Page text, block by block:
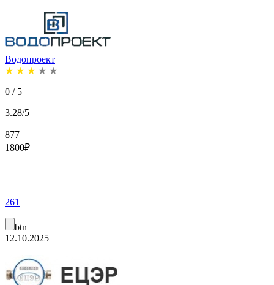
Водопроект
★ ★ ★ ★ ★
0 / 5
3.28/5
877
1800₽
261
btn
12.10.2025